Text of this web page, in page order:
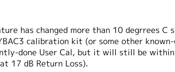
has changed more than 10 degrrees
calibration kit (or some other
done User Cal, but it will still be
17 dB Return Loss).